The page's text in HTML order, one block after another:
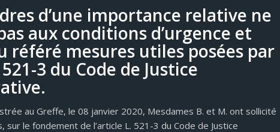
d’une importance relative ne
aux conditions d’urgence et
référé mesures utiles posées par
3 du Code de Justice
au Greffe, le 08 janvier 2020, Mesdames B. et M. ont sollicité
sur le fondement de l’article L. 521-3 du Code de Justice